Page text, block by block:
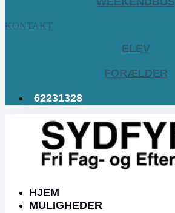
KONTAKT
ELEV
FORÆLDER
62231328
HJEM
MULIGHEDER